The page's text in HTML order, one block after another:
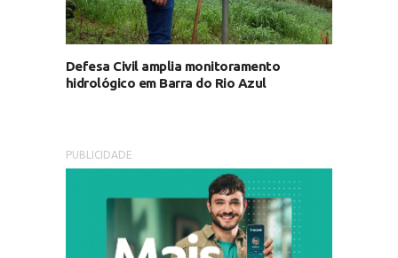
Defesa Civil amplia monitoramento
hidrológico em Barra do Rio Azul
PUBLICIDADE